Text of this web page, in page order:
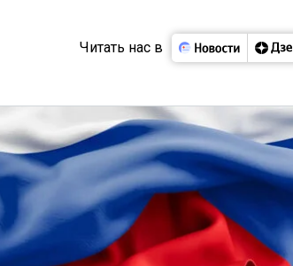
Читать нас в